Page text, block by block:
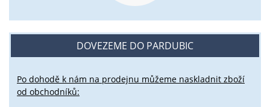
DOVEZEME DO PARDUBIC
Po dohodě k nám na prodejnu můžeme naskladnit zboží
od obchodníků: